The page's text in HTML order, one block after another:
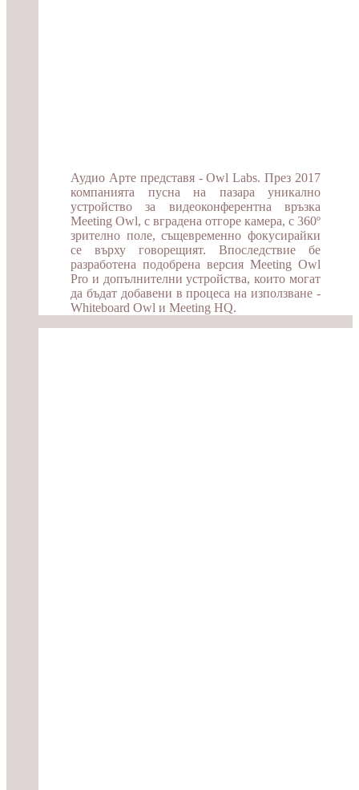
Аудио Арте представя - Owl Labs. През 2017
компанията пусна на пазара уникално
устройство за видеоконферентна връзка
Meeting Owl, с вградена отгоре камера, с 360º
зрително поле, същевременно фокусирайки
се върху говорещият. Впоследствие бе
разработена подобрена версия Meeting Owl
Pro и допълнителни устройства, които могат
да бъдат добавени в процеса на използване -
Whiteboard Owl и Meeting HQ.